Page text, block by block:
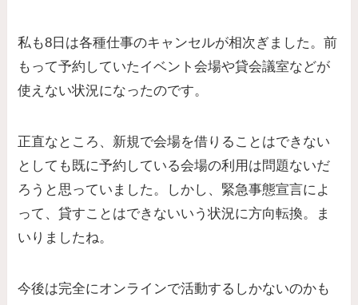
私も8日は各種仕事のキャンセルが相次ぎました。前
もって予約していたイベント会場や貸会議室などが
使えない状況になったのです。
正直なところ、新規で会場を借りることはできない
としても既に予約している会場の利用は問題ないだ
ろうと思っていました。しかし、緊急事態宣言によ
って、貸すことはできないいう状況に方向転換。ま
いりましたね。
今後は完全にオンラインで活動するしかないのかも